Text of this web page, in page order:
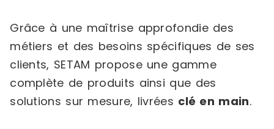
Grâce à une maîtrise approfondie des
métiers et des besoins spécifiques de ses
clients, SETAM propose une gamme
complète de produits ainsi que des
solutions sur mesure, livrées clé en main.